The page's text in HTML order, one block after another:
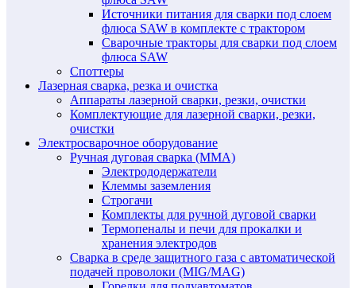
Источники питания для сварки под слоем
флюса SAW в комплекте с трактором
Сварочные тракторы для сварки под слоем
флюса SAW
Споттеры
Лазерная сварка, резка и очистка
Аппараты лазерной сварки, резки, очистки
Комплектующие для лазерной сварки, резки,
очистки
Электросварочное оборудование
Ручная дуговая сварка (MMA)
Электрододержатели
Клеммы заземления
Строгачи
Комплекты для ручной дуговой сварки
Термопеналы и печи для прокалки и
хранения электродов
Сварка в среде защитного газа с автоматической
подачей проволоки (MIG/MAG)